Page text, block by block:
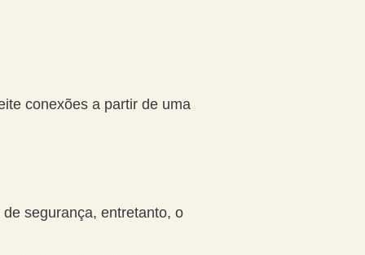
conexões a partir de uma
segurança, entretanto, o